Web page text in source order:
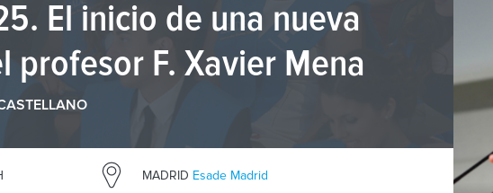
El inicio de una nueva
profesor F. Xavier Mena
MADRID Esade Madrid